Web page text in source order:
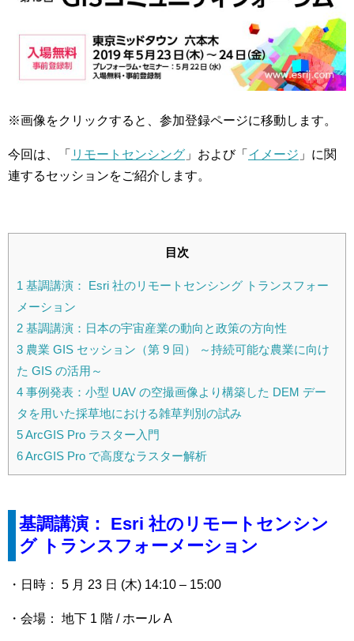
※画像をクリックすると、参加登録ページに移動します。
今回は、「 リモートセンシング 」および「 イメージ 」に関
連するセッションをご紹介します。
目次
1 基調講演： Esri 社のリモートセンシング トランスフォー
メーション
2 基調講演：日本の宇宙産業の動向と政策の方向性
3 農業 GIS セッション（第 9 回） ～持続可能な農業に向け
た GIS の活用～
4 事例発表：小型 UAV の空撮画像より構築した DEM デー
タを用いた採草地における雑草判別の試み
5ArcGIS Pro ラスター入門
6ArcGIS Pro で高度なラスター解析
基調講演： Esri 社のリモートセンシン
グ トランスフォーメーション
・日時： 5 月 23 日 (木) 14:10 – 15:00
・会場： 地下 1 階 / ホール A